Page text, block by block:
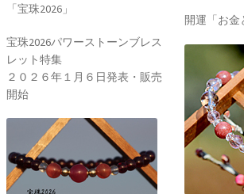
「宝珠2026」
宝珠2026パワーストーンブレス
レット特集
２０２６年１月６日発表・販売
開始
開運「お金